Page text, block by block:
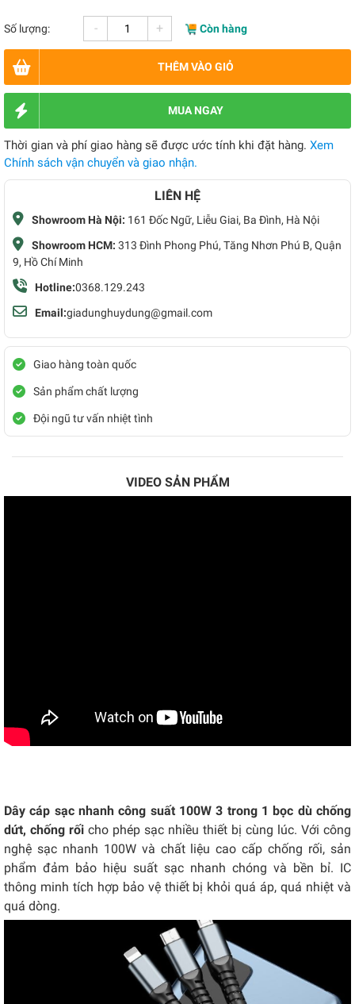
Số lượng: - + Còn hàng
THÊM VÀO GIỎ
MUA NGAY
Thời gian và phí giao hàng sẽ được ước tính khi đặt hàng. Xem
Chính sách vận chuyển và giao nhận.
LIÊN HỆ
Showroom Hà Nội: 161 Đốc Ngữ, Liễu Giai, Ba Đình, Hà Nội
Showroom HCM: 313 Đình Phong Phú, Tăng Nhơn Phú B, Quận
9, Hồ Chí Minh
Hotline:0368.129.243
Email:giadunghuydung@gmail.com
Giao hàng toàn quốc
Sản phẩm chất lượng
Đội ngũ tư vấn nhiệt tình
VIDEO SẢN PHẨM
Dây cáp sạc nhanh công suất 100W 3 trong 1 bọc dù chống
dứt, chống rối cho phép sạc nhiều thiết bị cùng lúc. Với công
nghệ sạc nhanh 100W và chất liệu cao cấp chống rối, sản
phẩm đảm bảo hiệu suất sạc nhanh chóng và bền bỉ. IC
thông minh tích hợp bảo vệ thiết bị khỏi quá áp, quá nhiệt và
quá dòng.